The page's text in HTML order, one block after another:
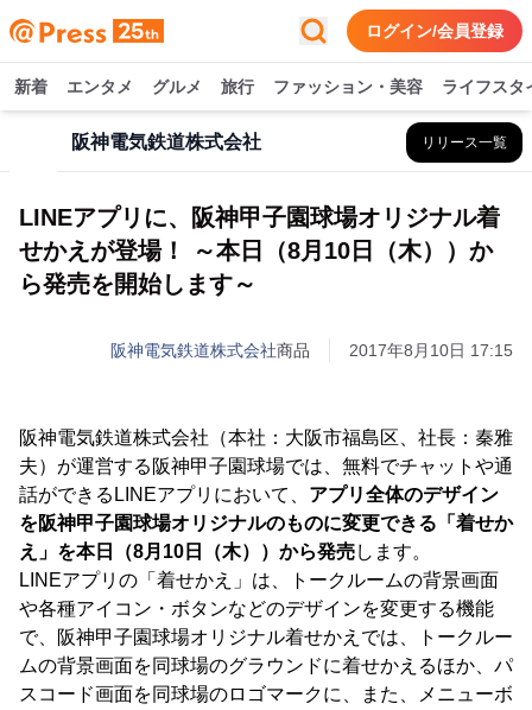
ログイン/会員登録
新着 エンタメ グルメ 旅行 ファッション・美容 ライフスタ
阪神電気鉄道株式会社 リリース一覧
LINEアプリに、阪神甲子園球場オリジナル着
せかえが登場！ ～本日（8月10日（木））か
ら発売を開始します～
阪神電気鉄道株式会社商品 2017年8月10日 17:15
阪神電気鉄道株式会社（本社：大阪市福島区、社長：秦雅
夫）が運営する阪神甲子園球場では、無料でチャットや通
話ができるLINEアプリにおいて、 アプリ全体のデザイン
を阪神甲子園球場オリジナルのものに変更できる「着せか
え」を本日（8月10日（木））から発売します。
LINEアプリの「着せかえ」は、トークルームの背景画面
や各種アイコン・ボタンなどのデザインを変更する機能
で、阪神甲子園球場オリジナル着せかえでは、トークルー
ムの背景画面を同球場のグラウンドに着せかえるほか、パ
スコード画面を同球場のロゴマークに、また、メニューボ